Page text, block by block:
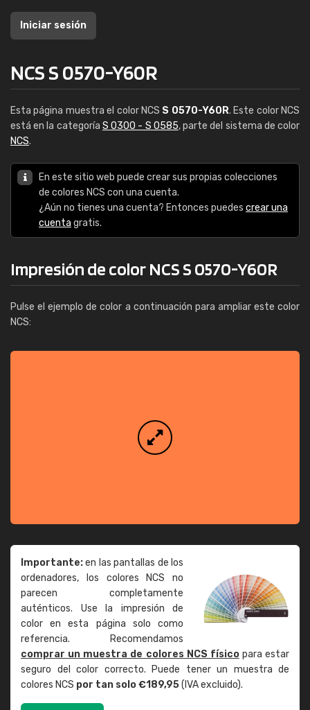
Iniciar sesión
NCS S 0570-Y60R
Esta página muestra el color NCS S 0570-Y60R. Este color NCS
está en la categoría S 0300 - S 0585, parte del sistema de color
NCS.
En este sitio web puede crear sus propias colecciones
de colores NCS con una cuenta.
¿Aún no tienes una cuenta? Entonces puedes crear una
cuenta gratis.
Impresión de color NCS S 0570-Y60R
Pulse el ejemplo de color a continuación para ampliar este color
NCS:
Importante:en las pantallas de los
ordenadores, los colores NCS no
parecen completamente
auténticos. Use la impresión de
color en esta página solo como
referencia. Recomendamos
comprar un muestra de colores NCS físicopara estar
seguro del color correcto. Puede tener un muestra de
colores NCS por tan solo €189,95(IVA excluido).